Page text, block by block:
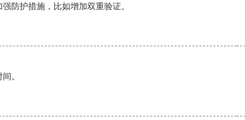
防护措施，比如增加双重验证。
。